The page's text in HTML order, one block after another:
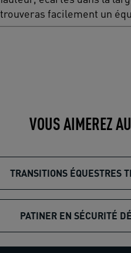
facilement un
VOUS AIMEREZ
TRANSITIONS ÉQUESTRES
PATINER EN SÉCURITÉ